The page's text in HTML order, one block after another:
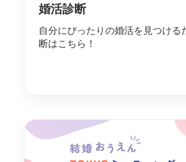
婚活診断
自分にぴったりの婚活を見つける
断はこちら！